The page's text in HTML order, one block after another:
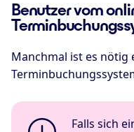
Benutzer vom
Manchmal ist es nötig
Falls sich